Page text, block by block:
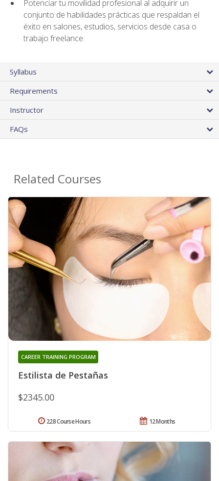
Potenciar tu movilidad profesional al adquirir un
conjunto de habilidades prácticas que respaldan el
éxito en salones, estudios, servicios desde casa o
trabajo freelance.
Syllabus
Requirements
Instructor
FAQs
Related Courses
Estilista de Pestañas
CAREER TRAINING PROGRAM
$2345.00
12 Months
228 Course Hours